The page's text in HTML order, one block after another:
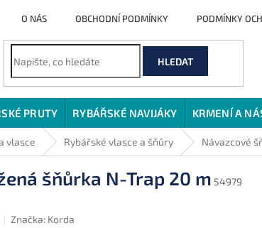
O NÁS OBCHODNÍ PODMÍNKY PODMÍNKY
HLEDAT
PRUTY RYBÁŘSKÉ NAVIJÁKY KRMENÍ A
vlasce Rybářské vlasce a šňůry Návazcové
šňůrka N-Trap 20 m 54979
Značka: Korda